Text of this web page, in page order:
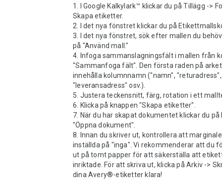
1. I Google Kalkylark™ klickar du på Tillägg ->
Skapa etiketter.
2. I det nya fönstret klickar du på
3. I det nya fönstret, sök efter mallen du
på "Använd mall."
4. Infoga sammanslagningsfält i mallen från
"Sammanfoga fält". Den första raden på
innehålla kolumnnamn ("namn", "returadress",
"leveransadress" osv.).
5. Justera teckensnitt, färg, rotation i ett
6. Klicka på knappen "Skapa etiketter".
7. När du har skapat dokumentet klickar du på
"Öppna dokument".
8. Innan du skriver ut, kontrollera att
inställda på "inga". Vi rekommenderar att du
ut på tomt papper för att säkerställa att
inriktade. För att skriva ut, klicka på Arkiv ->
dina Avery®-etiketter klara!